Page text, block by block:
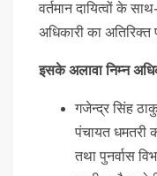
वर्तमान दायित्वों के
अधिकारी का अतिरिक्त
इसके अलावा निम्न
गजेन्द्र सिंह
पंचायत धमतरी
तथा पुनर्वास